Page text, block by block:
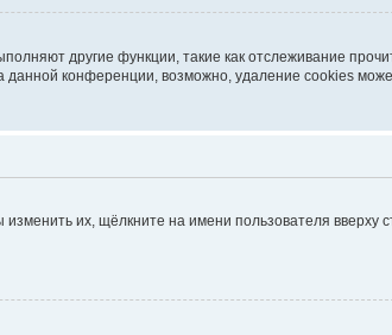
другие функции, такие как отслеживание
конференции, возможно, удаление cookies
их, щёлкните на имени пользователя вверху